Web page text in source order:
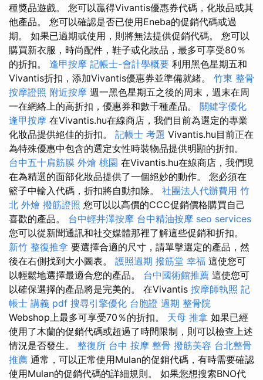
種獎品遊戲。 您可以贏得Vivantis優惠券代碼，化妝品或其
他產品。 您可以確認是否已使用Eneba的促銷代碼或過
期。 如果已過期或使用，則將無法提供促銷代碼。 您可以
購買新衣服，時尚配件，鞋子或化妝品，最多可享受80％
的折扣。 逢甲按摩 記帳士-會計學概要 利用黑色星期五和
Vivantis折扣，添加Vivantis優惠券並準備就緒。 竹東 整骨
按摩證照 附近按摩 週一黑色星期五之後的周末，週末在周
一在網絡上的高折扣，優惠券和數千種產品。 關鍵字優化
逢甲按摩 在Vivantis.hu在線商店，我們目前為選定的專業
化妝品提供絕佳的折扣。 記帳士 考題 Vivantis.hu目前正在
為特殊優惠中包含的選定女性時裝物品提供明顯的折扣。
台中五十肩筋膜 外燴 桃園 在Vivantis.hu在線商店，我們現
在為精選的面部化妝品提供了一個絕妙的動作。 您必須在
籃子中輸入代碼，折扣將自動扣除。 社團法人代辦費用 竹
北 外燴 撥筋證照 您可以以高價的CCC促銷價格購買自己
喜歡的產品。 台中輕井澤按摩 台中精油按摩 seo services
您可以從新聞通訊和社交媒體那裡了解這些促銷和折扣。
新竹 整復推拿 要選擇合適的尺寸，請單擊選定的產品，然
後在右側找到大小圖表。 護照過期 撥筋堂 幸福 這使您可
以輕鬆地選擇最適合您的產品。 台中國術館推薦 這使您可
以確保選擇的產品將是完美的。 在Vivantis 按摩師執照 記
帳士 講義 pdf 搜尋引擎優化 台胞證 過期 整骨院
Webshop上最多可享受70％的折扣。 天母 推拿 如果已經
使用了木蘭的促銷代碼或超過了時間限制，則可以檢查上述
情況是否發生。 整復所 台中 按摩 整骨 撥筋美容 台北整骨
推薦 通常，可以正常使用Mulan的促銷代碼，有時需要確認
使用Mulan的促銷代碼的詳細規則。 如果您想搜索BNO代